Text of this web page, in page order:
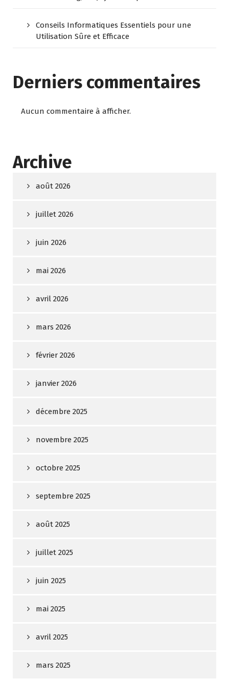
Conseils Informatiques Essentiels pour une
Utilisation Sûre et Efficace
Derniers commentaires
Aucun commentaire à afficher.
Archive
août 2026
juillet 2026
juin 2026
mai 2026
avril 2026
mars 2026
février 2026
janvier 2026
décembre 2025
novembre 2025
octobre 2025
septembre 2025
août 2025
juillet 2025
juin 2025
mai 2025
avril 2025
mars 2025